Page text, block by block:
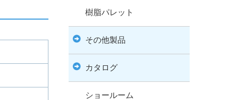
樹脂パレット
その他製品
カタログ
ショールーム